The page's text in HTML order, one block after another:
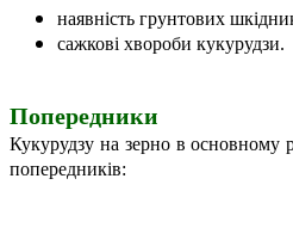
наявність грунтових
сажкові хвороби кукурудзи.
Попередники
Кукурудзу на зерно в основному
попередників: